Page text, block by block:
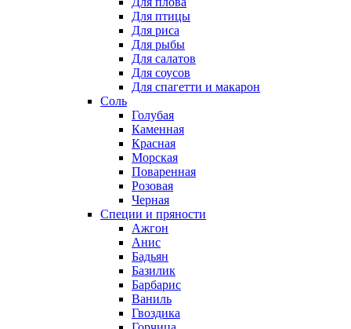
Для птицы
Для риса
Для рыбы
Для салатов
Для соусов
Для спагетти и макарон
Соль
Голубая
Каменная
Красная
Морская
Поваренная
Розовая
Черная
Специи и пряности
Ажгон
Анис
Бадьян
Базилик
Барбарис
Ваниль
Гвоздика